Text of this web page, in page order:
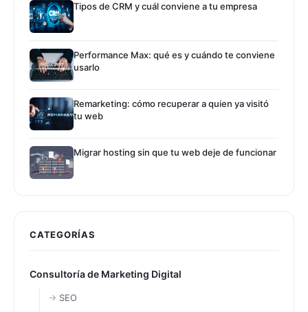
Tipos de CRM y cuál conviene a tu empresa
Performance Max: qué es y cuándo te conviene
usarlo
Remarketing: cómo recuperar a quien ya visitó
tu web
Migrar hosting sin que tu web deje de funcionar
CATEGORÍAS
Consultoría de Marketing Digital
SEO